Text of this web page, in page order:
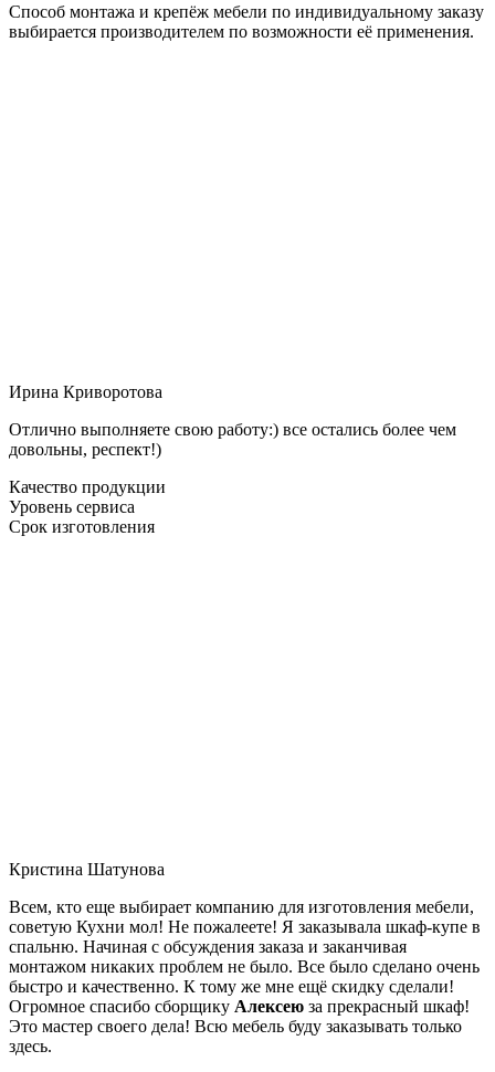
Способ монтажа и крепёж мебели по индивидуальному заказу
выбирается производителем по возможности её применения.
Ирина Криворотова
Отлично выполняете свою работу:) все остались более чем
довольны, респект!)
Качество продукции
Уровень сервиса
Срок изготовления
Кристина Шатунова
Всем, кто еще выбирает компанию для изготовления мебели,
советую Кухни мол! Не пожалеете! Я заказывала шкаф-купе в
спальню. Начиная с обсуждения заказа и заканчивая
монтажом никаких проблем не было. Все было сделано очень
быстро и качественно. К тому же мне ещё скидку сделали!
Огромное спасибо сборщику Алексею за прекрасный шкаф!
Это мастер своего дела! Всю мебель буду заказывать только
здесь.